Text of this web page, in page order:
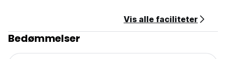
Vis alle faciliteter
Bedømmelser